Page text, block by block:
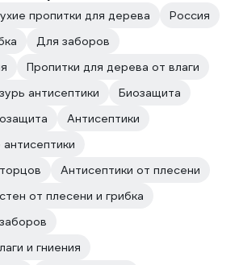
пропитки для дерева
Россия
Для заборов
Пропитки для дерева от влаги
антисептики
Биозащита
Антисептики
Антисептики от плесени
от плесени и грибка
и гниения